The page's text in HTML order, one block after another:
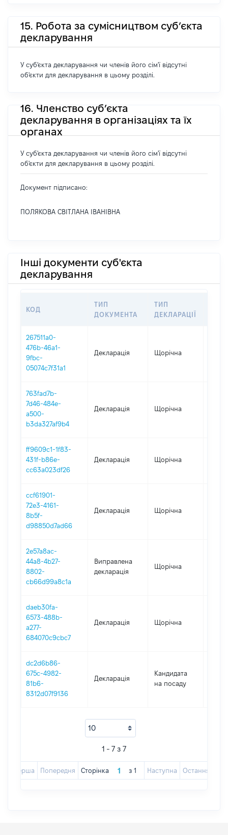
15. Робота за сумісництвом суб’єкта
декларування
У суб'єкта декларування чи членів його сім'ї відсутні
об'єкти для декларування в цьому розділі.
16. Членство суб’єкта
декларування в організаціях та їх
органах
У суб'єкта декларування чи членів його сім'ї відсутні
об'єкти для декларування в цьому розділі.
Документ підписано:
ПОЛЯКОВА СВІТЛАНА ІВАНІВНА
Інші документи суб'єкта
декларування
КОД
ТИП
ДОКУМЕНТА
ТИП
ДЕКЛАРАЦІЇ
267511a0-
476b-46a1-
9fbc-
05074c7f31a1
Декларація Щорічна
763fad7b-
7d46-484e-
a500-
b3da327af9b4
Декларація Щорічна
ff9609c1-1f83-
431f-b86e-
cc63a023df26
Декларація Щорічна
ccf61901-
72e3-4161-
8b5f-
d98850d7ad66
Декларація Щорічна
2e57a8ac-
44a8-4b27-
8802-
cb66d99a8c1a
Виправлена
декларація
Щорічна
daeb30fa-
6573-488b-
a277-
684070c9cbc7
Декларація Щорічна
dc2d6b86-
675c-4982-
81b6-
8312d07f9136
Декларація
Кандидата
на посаду
1 - 7 з 7
Перша Попередня Сторінка з 1 Наступна Остання